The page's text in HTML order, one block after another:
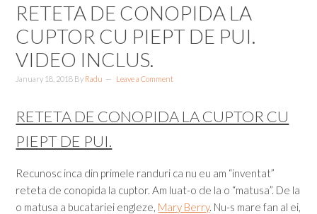
RETETA DE CONOPIDA LA
CUPTOR CU PIEPT DE PUI.
VIDEO INCLUS.
January 18, 2018 By Radu Leave a Comment
RETETA DE CONOPIDA LA CUPTOR CU
PIEPT DE PUI.
Recunosc inca din primele randuri ca nu eu am “inventat”
reteta de conopida la cuptor. Am luat-o de la o “matusa”. De la
o matusa a bucatariei engleze, Mary Berry. Nu-s mare fan al ei,